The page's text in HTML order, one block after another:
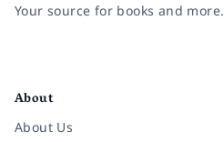
Your source for books and more.
About
About Us